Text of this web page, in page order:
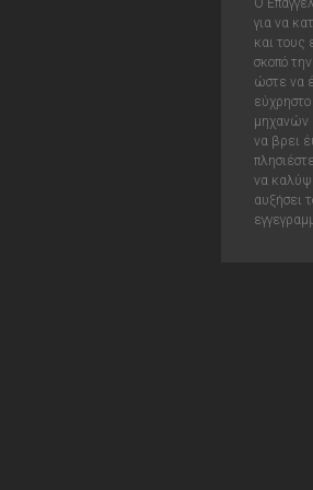
Ο
για να
και τους
σκοπό
ώστε να
μηχανών
να βρει
να
αυξήσει